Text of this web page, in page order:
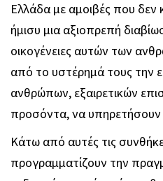
Ελλάδα με αμοιβές που
ήμισυ μια αξιοπρεπή
οικογένειες αυτών των
από το υστέρημά τους την
ανθρώπων, εξαιρετικών
προσόντα, να υπηρετήσουν
Κάτω από αυτές τις
προγραμματίζουν την